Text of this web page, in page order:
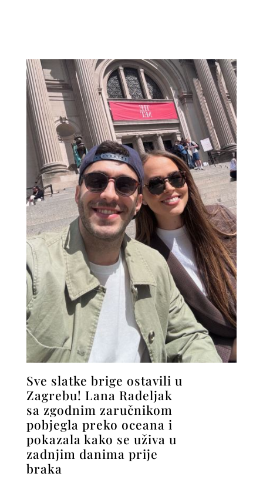
Sve slatke brige ostavili u
Zagrebu! Lana Radeljak
sa zgodnim zaručnikom
pobjegla preko oceana i
pokazala kako se uživa u
zadnjim danima prije
braka